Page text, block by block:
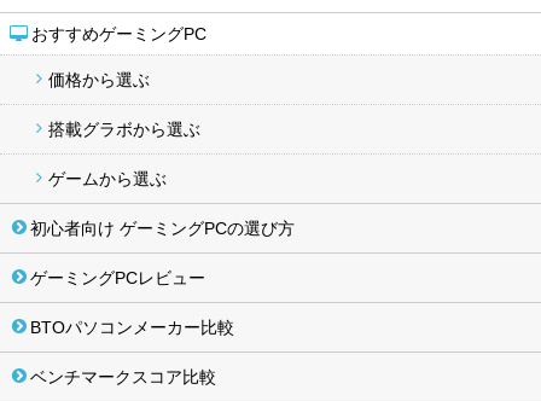
おすすめゲーミングPC
価格から選ぶ
搭載グラボから選ぶ
ゲームから選ぶ
初心者向け ゲーミングPCの選び方
ゲーミングPCレビュー
BTOパソコンメーカー比較
ベンチマークスコア比較